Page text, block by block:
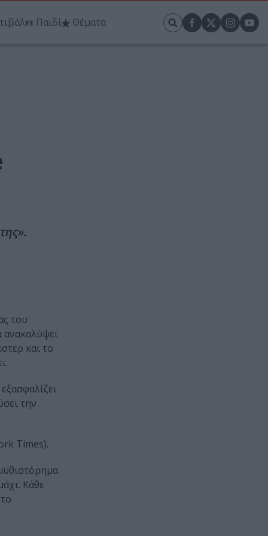
Παιδί Θέματα
του
ανακαλύψει
και το
την
Times).
Κάθε